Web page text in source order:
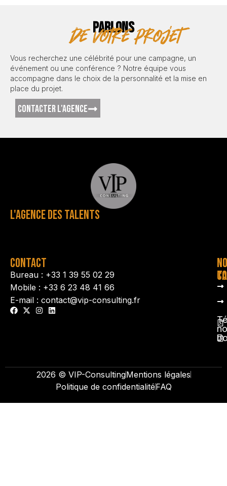
PARLONS
de votre projet
Vous recherchez une célébrité pour une campagne, un
événement ou une conférence ? Notre équipe vous
accompagne dans le choix de la personnalité et la mise en
place du projet.
CONTACTER L'AGENCE
L'AGENCE DES TALENTS
CONTACT
Bureau : +33 1 39 55 02 29
Mobile : +33 6 23 48 41 66
E-mail : contact@vip-consulting.fr
2026 © VIP-ConsultingMentions légales
Politique de confidentialitéFAQ